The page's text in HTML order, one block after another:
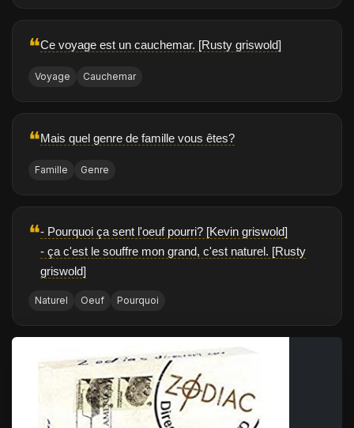
❝Ce voyage est un cauchemar. [Rusty griswold]
Voyage Cauchemar
❝Mais quel genre de famille vous êtes?
Famille Genre
❝- Pourquoi ça sent l'oeuf pourri? [Kevin griswold]
- ça c'est le souffre mon grand, c'est naturel. [Rusty
griswold]
Naturel Oeuf Pourquoi